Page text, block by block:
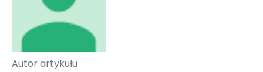
Autor artykułu